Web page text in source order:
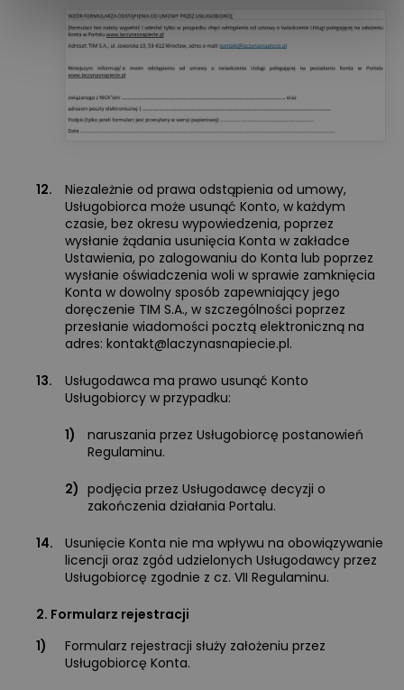
12.
Niezależnie od prawa odstąpienia od umowy,
Usługobiorca może usunąć Konto, w każdym
czasie, bez okresu wypowiedzenia, poprzez
wysłanie żądania usunięcia Konta w zakładce
Ustawienia, po zalogowaniu do Konta lub poprzez
wysłanie oświadczenia woli w sprawie zamknięcia
Konta w dowolny sposób zapewniający jego
doręczenie TIM S.A., w szczególności poprzez
przesłanie wiadomości pocztą elektroniczną na
adres: kontakt@laczynasnapiecie.pl.
13.
Usługodawca ma prawo usunąć Konto
Usługobiorcy w przypadku:
1)
naruszania przez Usługobiorcę postanowień
Regulaminu.
2) podjęcia przez Usługodawcę decyzji o
zakończenia działania Portalu.
14.
Usunięcie Konta nie ma wpływu na obowiązywanie
licencji oraz zgód udzielonych Usługodawcy przez
Usługobiorcę zgodnie z cz. VII Regulaminu.
2. Formularz rejestracji
1)
Formularz rejestracji służy założeniu przez
Usługobiorcę Konta.